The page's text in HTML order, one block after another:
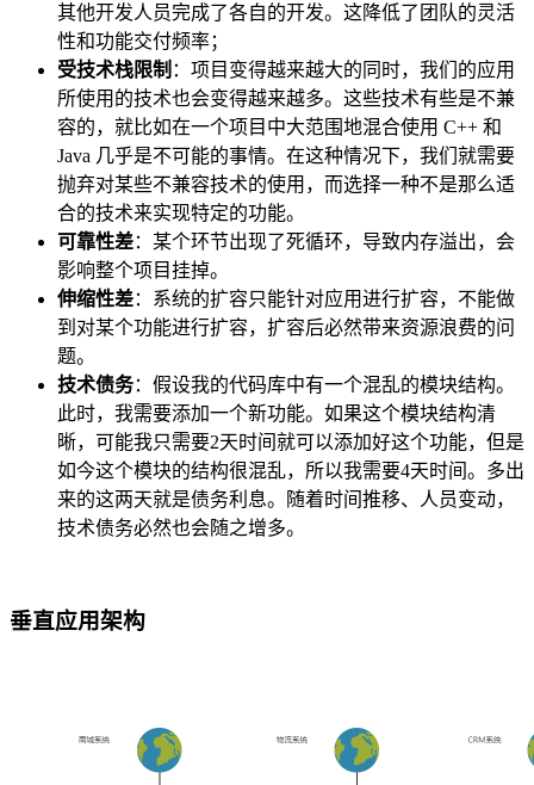
其他开发人员完成了各自的开发。这降低了团队的灵活
性和功能交付频率；
受技术栈限制 ：项目变得越来越大的同时，我们的应用
所使用的技术也会变得越来越多。这些技术有些是不兼
容的，就比如在一个项目中大范围地混合使用 C++ 和
Java 几乎是不可能的事情。在这种情况下，我们就需要
抛弃对某些不兼容技术的使用，而选择一种不是那么适
合的技术来实现特定的功能。
可靠性差：某个环节出现了死循环，导致内存溢出，会
影响整个项目挂掉。
伸缩性差：系统的扩容只能针对应用进行扩容，不能做
到对某个功能进行扩容，扩容后必然带来资源浪费的问
题。
技术债务：假设我的代码库中有一个混乱的模块结构。
此时，我需要添加一个新功能。如果这个模块结构清
晰，可能我只需要2天时间就可以添加好这个功能，但是
如今这个模块的结构很混乱，所以我需要4天时间。多出
来的这两天就是债务利息。随着时间推移、人员变动，
技术债务必然也会随之增多。
垂直应用架构